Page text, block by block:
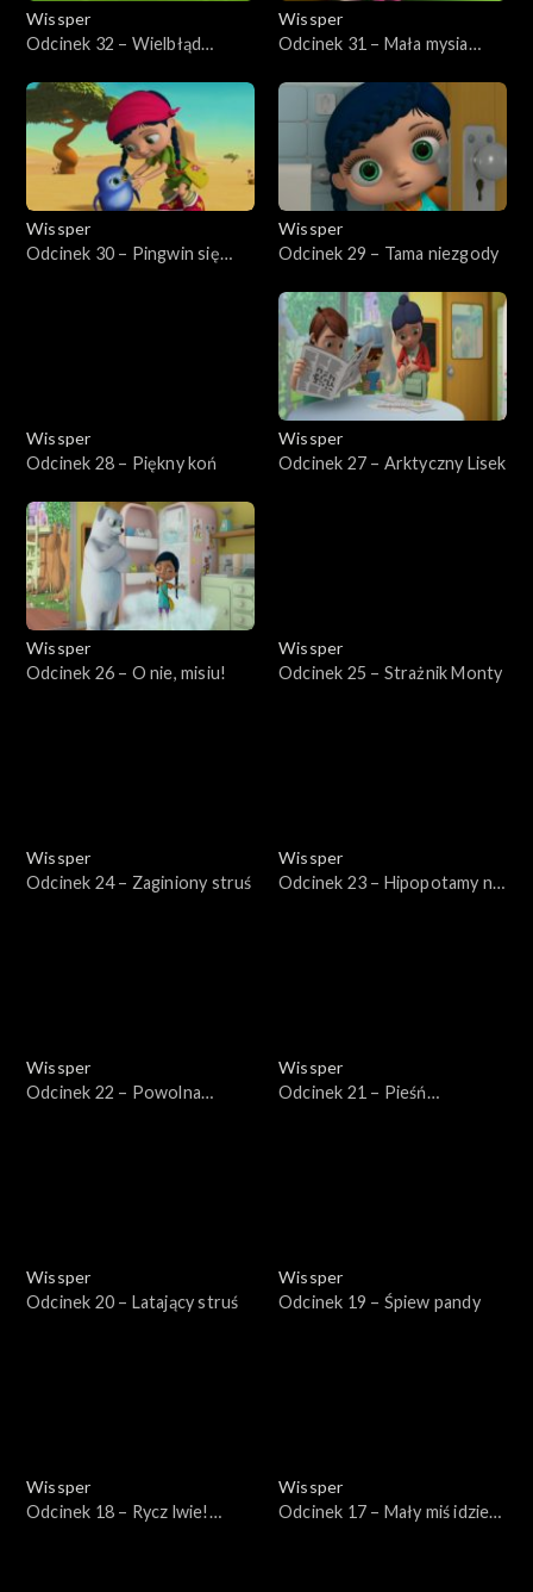
Wissper
Odcinek 32 – Wielbłąd
Wissper
Odcinek 31 – Mała mysia
Wissper
Odcinek 30 – Pingwin się
Wissper
Odcinek 29 – Tama niezgody
Wissper
Odcinek 28 – Piękny koń
Wissper
Odcinek 27 – Arktyczny Lisek
Wissper
Odcinek 26 – O nie, misiu!
Wissper
Odcinek 25 – Strażnik Monty
Wissper
Odcinek 24 – Zaginiony struś
Wissper
Odcinek 23 – Hipopotamy na
Wissper
Odcinek 22 – Powolna
Wissper
Odcinek 21 – Pieśń
Wissper
Odcinek 20 – Latający struś
Wissper
Odcinek 19 – Śpiew pandy
Wissper
Odcinek 18 – Rycz lwie!
Wissper
Odcinek 17 – Mały miś idzie